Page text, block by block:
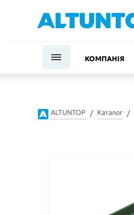
КОМПАНІЯ
ALTUNTOP Каталог